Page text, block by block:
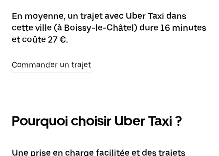
En moyenne, un trajet avec Uber Taxi dans
cette ville (à Boissy-le-Châtel) dure 16 minutes
et coûte 27 €.
Commander un trajet
Pourquoi choisir Uber Taxi ?
Une prise en charge facilitée et des trajets